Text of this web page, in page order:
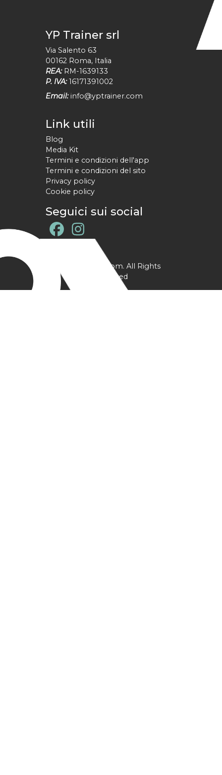
YP Trainer srl
Via Salento 63
00162 Roma, Italia
REA: RM-1639133
P. IVA: 16171391002
Email: info@yptrainer.com
Link utili
Blog
Media Kit
Termini e condizioni dell'app
Termini e condizioni del sito
Privacy policy
Cookie policy
Seguici sui social
@ YPtrainer.com. All Rights
Reserved